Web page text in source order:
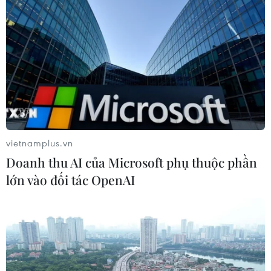
Bộ GD-ĐT tạm dừng xét tuyển đại
học với các thí sinh chuyên Tuyên
Quang
05/08/2026 03:16
Tổ chức thi lại cho 100% thí sinh tại
điểm thi Trường THPT Chuyên
05/08/2026 02:59
Vụ trường chuyên Tuyên Quang:
môn
05/08/2026 02:34
vietnamplus.vn
Doanh thu AI của Microsoft phụ thuộc phần
lớn vào đối tác OpenAI